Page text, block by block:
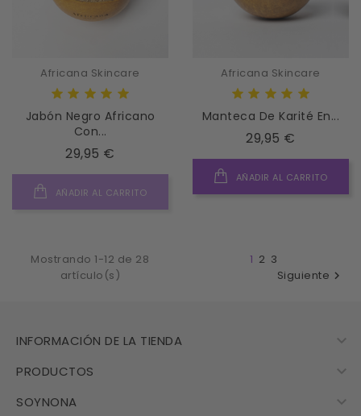
Africana Skincare
Jabón Negro Africano
Con...
29,95 €
AÑADIR AL CARRITO
Africana Skincare
Manteca De Karité En...
29,95 €
AÑADIR AL CARRITO
Mostrando 1-12 de 28
artículo(s)
1 2 3
Siguiente 
INFORMACIÓN DE LA TIENDA 
PRODUCTOS 
SOYNONA 